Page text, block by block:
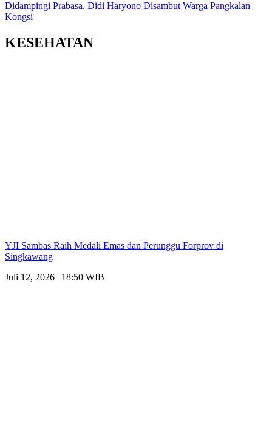
Didampingi Prabasa, Didi Haryono Disambut Warga Pangkalan
Kongsi
KESEHATAN
YJI Sambas Raih Medali Emas dan Perunggu Forprov di
Singkawang
Juli 12, 2026 | 18:50 WIB